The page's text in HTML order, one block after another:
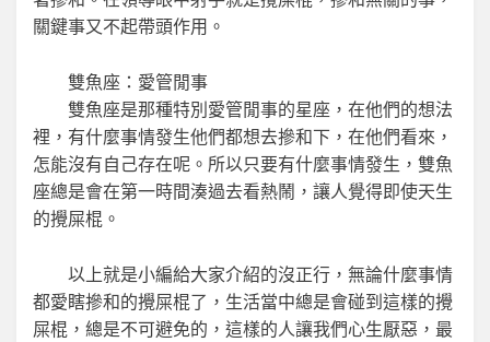
關鍵事又不起帶頭作用。
雙魚座：愛管閒事
雙魚座是那種特別愛管閒事的星座，在他們的想法
裡，有什麼事情發生他們都想去摻和下，在他們看來，
怎能沒有自己存在呢。所以只要有什麼事情發生，雙魚
座總是會在第一時間湊過去看熱鬧，讓人覺得即使天生
的攪屎棍。
以上就是小編給大家介紹的沒正行，無論什麼事情
都愛瞎摻和的攪屎棍了，生活當中總是會碰到這樣的攪
屎棍，總是不可避免的，這樣的人讓我們心生厭惡，最